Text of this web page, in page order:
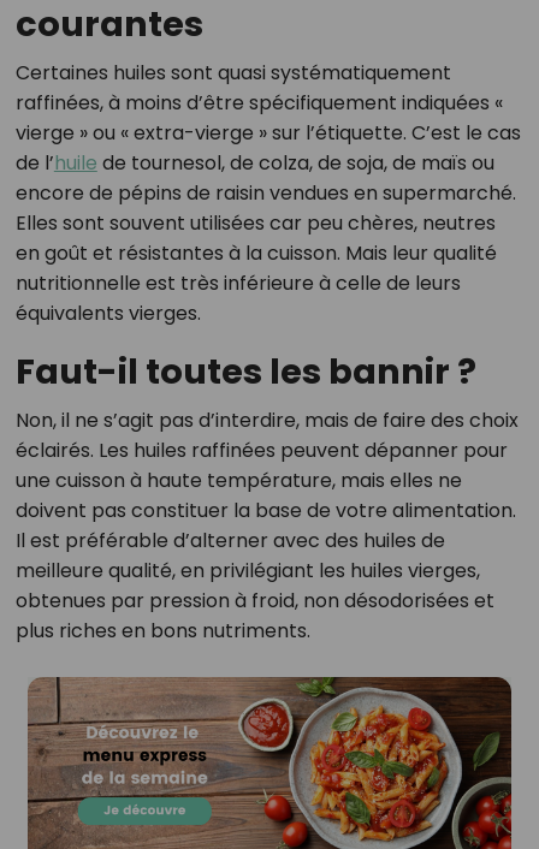
courantes
Certaines huiles sont quasi systématiquement
raffinées, à moins d’être spécifiquement indiquées «
vierge » ou « extra-vierge » sur l’étiquette. C’est le cas
de l’huile de tournesol, de colza, de soja, de maïs ou
encore de pépins de raisin vendues en supermarché.
Elles sont souvent utilisées car peu chères, neutres
en goût et résistantes à la cuisson. Mais leur qualité
nutritionnelle est très inférieure à celle de leurs
équivalents vierges.
Faut-il toutes les bannir ?
Non, il ne s’agit pas d’interdire, mais de faire des choix
éclairés. Les huiles raffinées peuvent dépanner pour
une cuisson à haute température, mais elles ne
doivent pas constituer la base de votre alimentation.
Il est préférable d’alterner avec des huiles de
meilleure qualité, en privilégiant les huiles vierges,
obtenues par pression à froid, non désodorisées et
plus riches en bons nutriments.